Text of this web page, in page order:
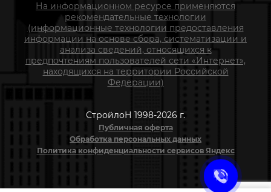
На информационном ресурсе применяются
рекомендательные технологии
(информационные технологии предоставления
информации на основе сбора, систематизации и
анализа сведений, относящихся к
предпочтениям пользователей сети «Интернет»,
находящихся на территории Российской
Федерации)
СтройлоН 1998-2026 г.
Публичная оферта
Обработка персональных данных
Политика конфиденциальности сервисов Яндекс